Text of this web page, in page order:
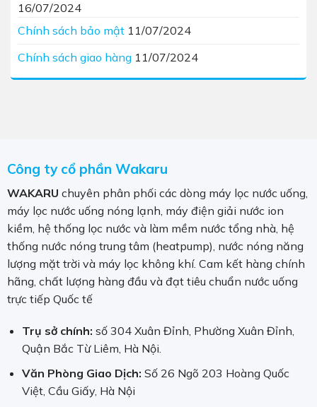
16/07/2024
Chính sách bảo mật 11/07/2024
Chính sách giao hàng 11/07/2024
Công ty cổ phần Wakaru
WAKARU chuyên phân phối các dòng máy lọc nước uống,
máy lọc nước uống nóng lạnh, máy điện giải nước ion
kiềm, hệ thống lọc nước và làm mềm nước tổng nhà, hệ
thống nước nóng trung tâm (heatpump), nước nóng năng
lượng mặt trời và máy lọc không khí. Cam kết hàng chính
hãng, chất lượng hàng đầu và đạt tiêu chuẩn nước uống
trực tiếp Quốc tế
Trụ sở chính: số 304 Xuân Đỉnh, Phường Xuân Đỉnh,
Quận Bắc Từ Liêm, Hà Nội.
Văn Phòng Giao Dịch: Số 26 Ngõ 203 Hoàng Quốc
Việt, Cầu Giấy, Hà Nội